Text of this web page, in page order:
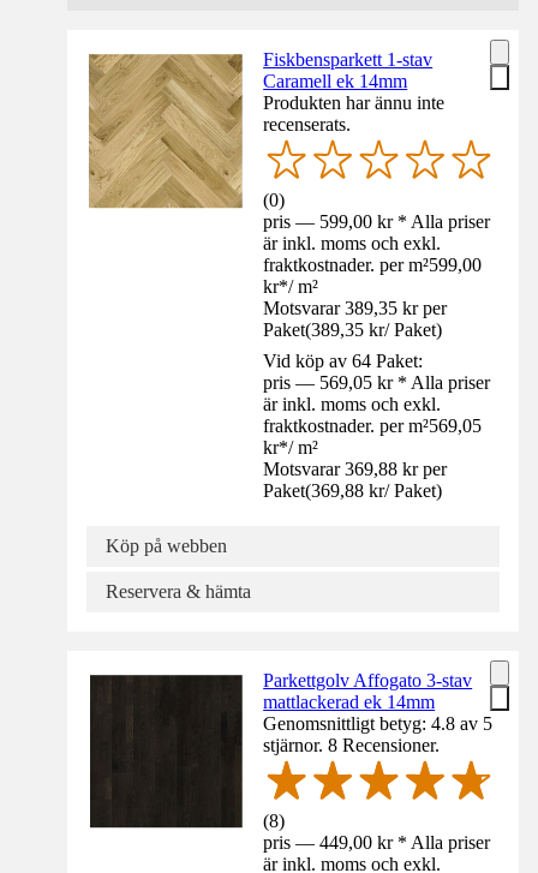
Fiskbensparkett 1-stav
Caramell ek 14mm
Produkten har ännu inte
recenserats.
(0)
pris — 599,00 kr * Alla priser
är inkl. moms och exkl.
fraktkostnader. per m²599,00
kr*/ m²
Motsvarar 389,35 kr per
Paket(389,35 kr/ Paket)
Vid köp av 64 Paket:
pris — 569,05 kr * Alla priser
är inkl. moms och exkl.
fraktkostnader. per m²569,05
kr*/ m²
Motsvarar 369,88 kr per
Paket(369,88 kr/ Paket)
Köp på webben
Reservera & hämta
Parkettgolv Affogato 3-stav
mattlackerad ek 14mm
Genomsnittligt betyg: 4.8 av 5
stjärnor. 8 Recensioner.
(8)
pris — 449,00 kr * Alla priser
är inkl. moms och exkl.